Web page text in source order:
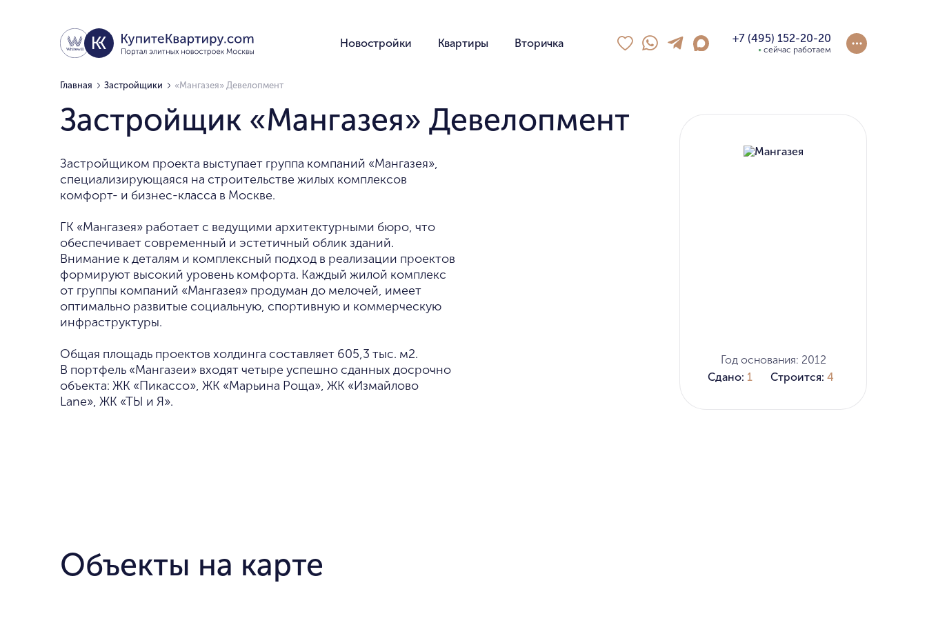
Новостройки Квартиры Вторичка +7 (495) 152-20-20
сейчас работаем
Главная Застройщики «Мангазея» Девелопмент
Застройщик «Мангазея» Девелопмент
Застройщиком проекта выступает группа компаний «Мангазея»,
специализирующаяся на строительстве жилых комплексов
комфорт- и бизнес-класса в Москве.
ГК «Мангазея» работает с ведущими архитектурными бюро, что
обеспечивает современный и эстетичный облик зданий.
Внимание к деталям и комплексный подход в реализации проектов
формируют высокий уровень комфорта. Каждый жилой комплекс
от группы компаний «Мангазея» продуман до мелочей, имеет
оптимально развитые социальную, спортивную и коммерческую
инфраструктуры.
Общая площадь проектов холдинга составляет 605,3 тыс. м2.
В портфель «Мангазеи» входят четыре успешно сданных досрочно
объекта: ЖК «Пикассо», ЖК «Марьина Роща», ЖК «Измайлово
Lane», ЖК «ТЫ и Я».
Год основания: 2012
Сдано: 1 Строится:4
Объекты на карте